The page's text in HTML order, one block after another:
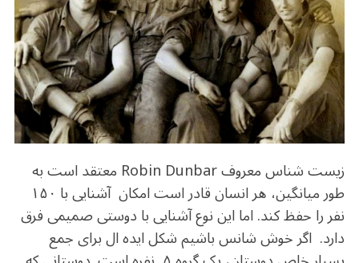
o
k p
زیست شناس معروف Robin Dunbar معتقد است به
طور میانگین، هر انسان قادر است امکان آشنایی با ۱۵۰
نفر را حفظ کند. اما این نوع آشنایی با دوستی صمیمی فرق
دارد. اگر خوش شانس باشیم شکل ایده ال برای جمع